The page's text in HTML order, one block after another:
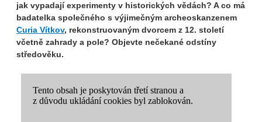
jak vypadají experimenty v historických vědách? A co má
badatelka společného s výjimečným archeoskanzenem
Curia Vítkov, rekonstruovaným dvorcem z 12. století
včetně zahrady a pole? Objevte nečekané odstíny
středověku.